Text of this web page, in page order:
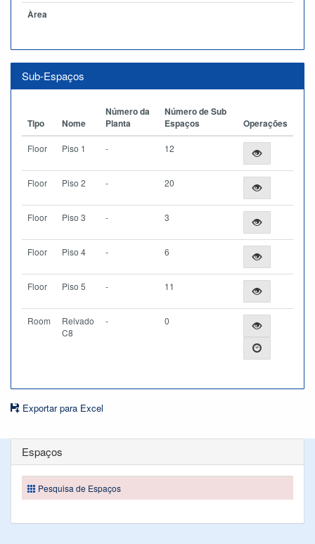
Àrea
Sub-Espaços
Tipo Nome
Número da
Planta
Número de Sub
Espaços
Operações
Floor Piso 1 - 12
Floor Piso 2 - 20
Floor Piso 3 - 3
Floor Piso 4 - 6
Floor Piso 5 - 11
Room
Relvado
C8
- 0
Exportar para Excel
Espaços
Pesquisa de Espaços